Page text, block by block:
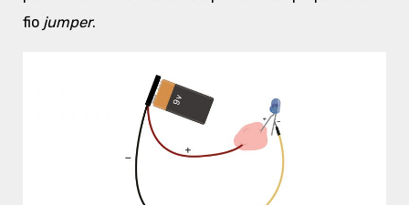
fio jumper.